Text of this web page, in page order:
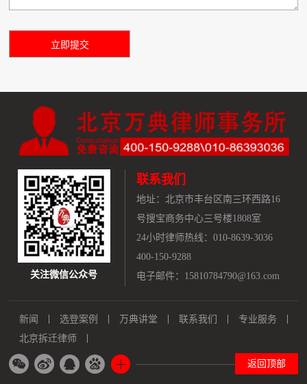
关注微信公众号
联系我们
地址： 北京市丰台区南三环西路16
号搜宝商务中心三号楼1808室
24小时律师热线：010-8639-3036
400-150-9288
电子邮件：15810784790@163.com
新闻 选登案例 万典讲堂 联系我们
专业服务
北京拆迁律师
返回顶部